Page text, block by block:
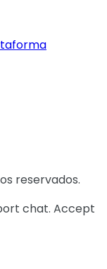
reservados.
chat. Accept